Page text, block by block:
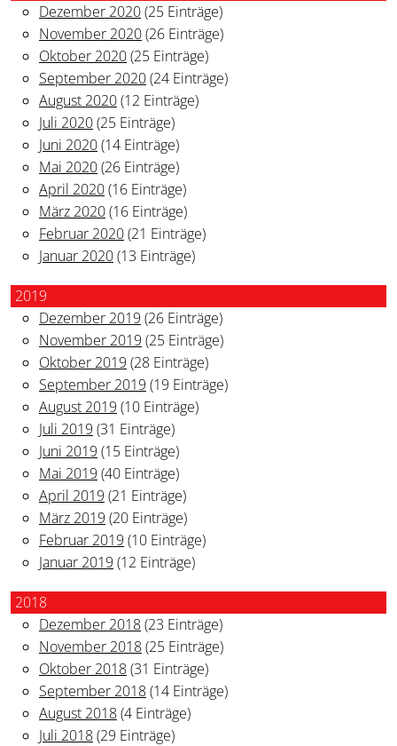
Dezember 2020(25 Einträge)
November 2020(26 Einträge)
Oktober 2020(25 Einträge)
September 2020(24 Einträge)
August 2020(12 Einträge)
Juli 2020(25 Einträge)
Juni 2020(14 Einträge)
Mai 2020(26 Einträge)
April 2020(16 Einträge)
März 2020(16 Einträge)
Februar 2020(21 Einträge)
Januar 2020(13 Einträge)
2019
Dezember 2019 (26 Einträge)
November 2019 (25 Einträge)
Oktober 2019 (28 Einträge)
September 2019 (19 Einträge)
August 2019 (10 Einträge)
Juli 2019 (31 Einträge)
Juni 2019 (15 Einträge)
Mai 2019 (40 Einträge)
April 2019 (21 Einträge)
März 2019 (20 Einträge)
Februar 2019 (10 Einträge)
Januar 2019 (12 Einträge)
2018
Dezember 2018(23 Einträge)
November 2018(25 Einträge)
Oktober 2018(31 Einträge)
September 2018(14 Einträge)
August 2018(4 Einträge)
Juli 2018(29 Einträge)